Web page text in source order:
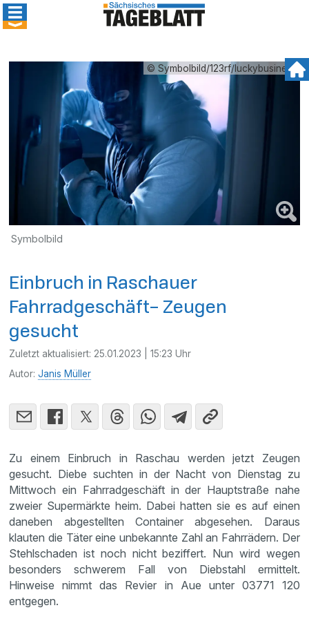
© Symbolbild/123rf/luckybusiness
Symbolbild
Einbruch in Raschauer
Fahrradgeschäft– Zeugen
gesucht
Zuletzt aktualisiert: 25.01.2023 | 15:23 Uhr
Autor:Janis Müller
Zu einem Einbruch in Raschau werden jetzt Zeugen
gesucht. Diebe suchten in der Nacht von Dienstag zu
Mittwoch ein Fahrradgeschäft in der Hauptstraße nahe
zweier Supermärkte heim. Dabei hatten sie es auf einen
daneben abgestellten Container abgesehen. Daraus
klauten die Täter eine unbekannte Zahl an Fahrrädern. Der
Stehlschaden ist noch nicht beziffert. Nun wird wegen
besonders schwerem Fall von Diebstahl ermittelt.
Hinweise nimmt das Revier in Aue unter 03771 120
entgegen.